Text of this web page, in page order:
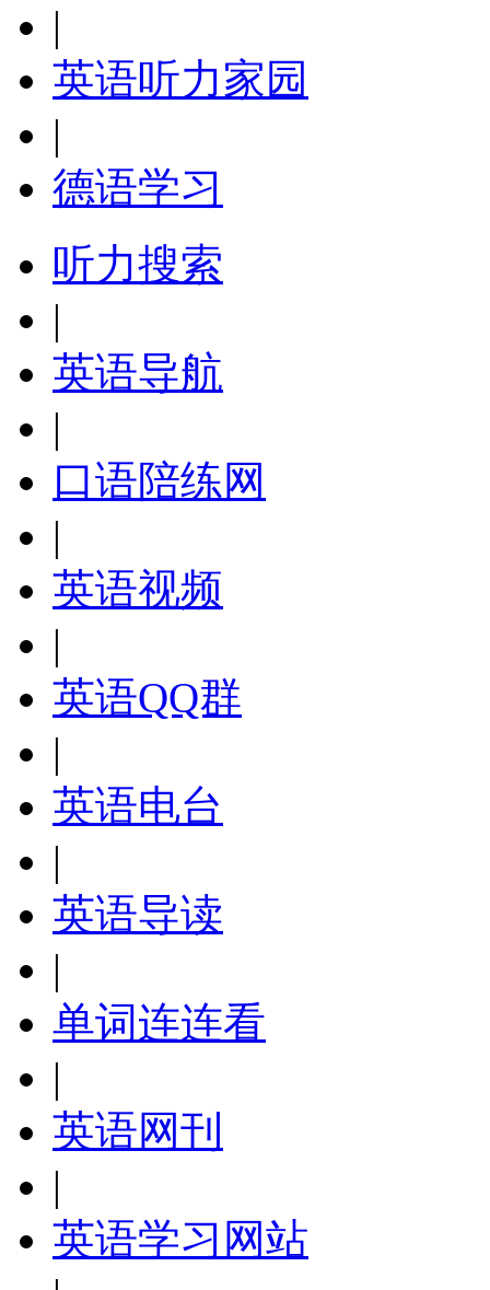
|
英语听力家园
|
德语学习
听力搜索
|
英语导航
|
口语陪练网
|
英语视频
|
英语QQ群
|
英语电台
|
英语导读
|
单词连连看
|
英语网刊
|
英语学习网站